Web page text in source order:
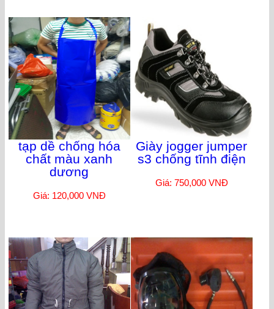
tạp dề chống hóa
chất màu xanh
dương
Giá: 120,000 VNĐ
Giày jogger jumper
s3 chống tĩnh điện
Giá: 750,000 VNĐ